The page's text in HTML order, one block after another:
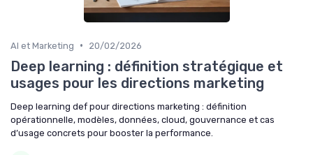
AI et Marketing • 20/02/2026
Deep learning : définition stratégique et
usages pour les directions marketing
Deep learning def pour directions marketing : définition
opérationnelle, modèles, données, cloud, gouvernance et cas
d’usage concrets pour booster la performance.